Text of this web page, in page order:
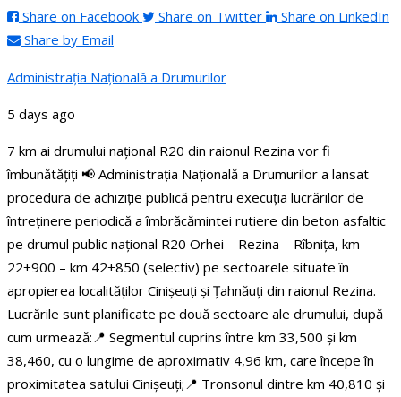
Share on Facebook Share on Twitter
Share on LinkedIn
Share by Email
Administraţia Națională a Drumurilor
5 days ago
7 km ai drumului național R20 din raionul Rezina vor fi
îmbunătățiți 📢 Administrația Națională a Drumurilor a lansat
procedura de achiziție publică pentru execuția lucrărilor de
întreținere periodică a îmbrăcămintei rutiere din beton asfaltic
pe drumul public național R20 Orhei – Rezina – Rîbnița, km
22+900 – km 42+850 (selectiv) pe sectoarele situate în
apropierea localităților Cinișeuți și Țahnăuți din raionul Rezina.
Lucrările sunt planificate pe două sectoare ale drumului, după
cum urmează:📍 Segmentul cuprins între km 33,500 și km
38,460, cu o lungime de aproximativ 4,96 km, care începe în
proximitatea satului Cinișeuți;📍 Tronsonul dintre km 40,810 și